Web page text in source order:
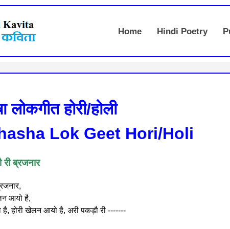
Home Hindi Poetry
लोकगीत होरी/होली
Lok Geet Hori/Holi
ब्रजनार
आयो है,
होरी खेलन आयो है, अरी पकड़ौ री -------